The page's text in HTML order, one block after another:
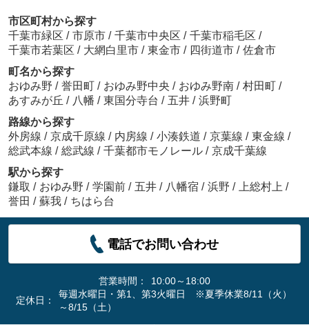
市区町村から探す
千葉市緑区 / 市原市 / 千葉市中央区 / 千葉市稲毛区 /
千葉市若葉区 / 大網白里市 / 東金市 / 四街道市 / 佐倉市
町名から探す
おゆみ野 / 誉田町 / おゆみ野中央 / おゆみ野南 / 村田町 /
あすみが丘 / 八幡 / 東国分寺台 / 五井 / 浜野町
路線から探す
外房線 / 京成千原線 / 内房線 / 小湊鉄道 / 京葉線 / 東金線 /
総武本線 / 総武線 / 千葉都市モノレール / 京成千葉線
駅から探す
鎌取 / おゆみ野 / 学園前 / 五井 / 八幡宿 / 浜野 / 上総村上 /
誉田 / 蘇我 / ちはら台
電話でお問い合わせ
営業時間：
10:00～18:00
定休日：
毎週水曜日・第1、第3火曜日 ※夏季休業8/11（火）
～8/15（土）